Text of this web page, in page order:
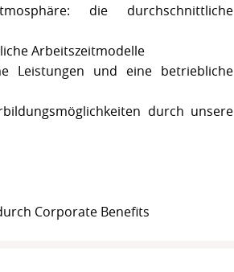
die durchschnittliche
Arbeitszeitmodelle
Leistungen und eine betriebliche
durch unsere
Corporate Benefits